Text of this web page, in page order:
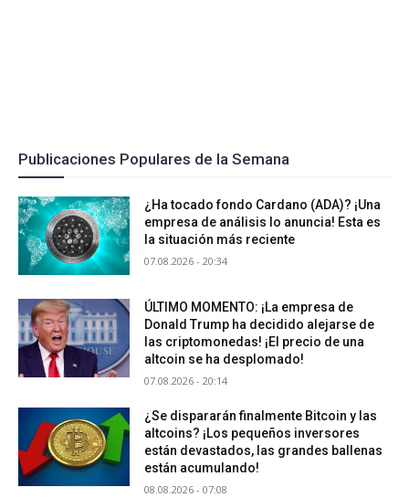
Publicaciones Populares de la Semana
¿Ha tocado fondo Cardano (ADA)? ¡Una
empresa de análisis lo anuncia! Esta es
la situación más reciente
07.08.2026 - 20:34
ÚLTIMO MOMENTO: ¡La empresa de
Donald Trump ha decidido alejarse de
las criptomonedas! ¡El precio de una
altcoin se ha desplomado!
07.08.2026 - 20:14
¿Se dispararán finalmente Bitcoin y las
altcoins? ¡Los pequeños inversores
están devastados, las grandes ballenas
están acumulando!
08.08.2026 - 07:08